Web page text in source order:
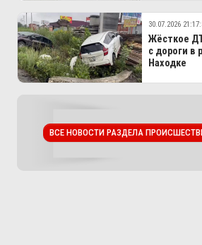
30.07.2026
Жёсткое
с дороги в
Находке
ВСЕ НОВОСТИ РАЗДЕЛА